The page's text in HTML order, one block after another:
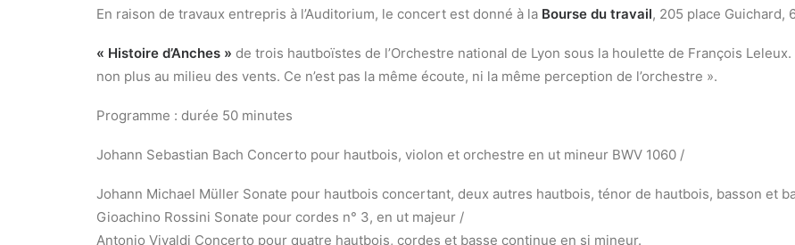
En raison de travaux entrepris à l’Auditorium, le concert est donné à la Bourse du travail, 205 place Guichard,
« Histoire d’Anches » de trois hautboïstes de l’Orchestre national de Lyon sous la houlette de François
non plus au milieu des vents. Ce n’est pas la même écoute, ni la même perception de l’orchestre ».
Programme : durée 50 minutes
Johann Sebastian Bach Concerto pour hautbois, violon et orchestre en ut mineur BWV 1060 /
Johann Michael Müller Sonate pour hautbois concertant, deux autres hautbois, ténor de hautbois, basson et
Gioachino Rossini Sonate pour cordes n° 3, en ut majeur /
Antonio Vivaldi Concerto pour quatre hautbois, cordes et basse continue en si mineur.